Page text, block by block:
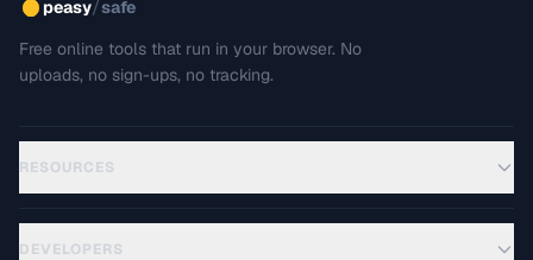
peasy/safe
Free online tools that run in your browser. No
uploads, no sign-ups, no tracking.
RESOURCES
DEVELOPERS